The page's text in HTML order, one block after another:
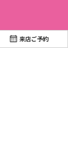
 来店ご予約